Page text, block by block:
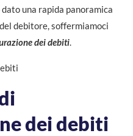
una rapida panoramica
debitore, soffermiamoci
dei debiti
dei debiti